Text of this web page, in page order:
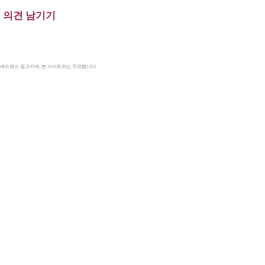
의견 남기기
드센스 광고이며, 본 사이트와는 무관합니다.